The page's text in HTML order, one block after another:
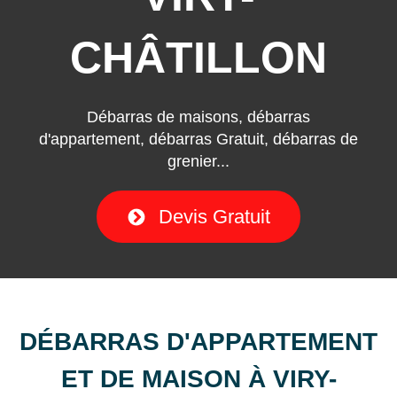
CHÂTILLON
Débarras de maisons, débarras
d'appartement, débarras Gratuit, débarras de
grenier...
Devis Gratuit
DÉBARRAS D'APPARTEMENT
ET DE MAISON À VIRY-